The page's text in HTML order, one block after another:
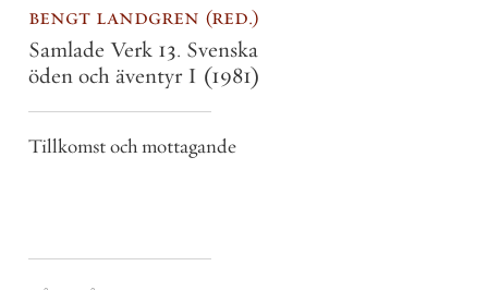
bengt landgren red.
Samlade Verk 13. Svenska
öden och äventyr I (1981)
Tillkomst och mottagande